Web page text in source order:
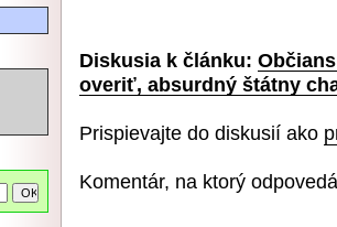
Diskusia k článku:
overiť, absurdný štátny
Prispievajte do diskusií ako
Komentár, na ktorý